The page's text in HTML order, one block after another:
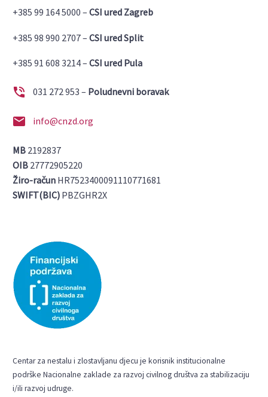
+385 99 164 5000 – CSI ured Zagreb
+385 98 990 2707 – CSI ured Split
+385 91 608 3214 – CSI ured Pula

 031 272 953 – Poludnevni boravak

 info@cnzd.org
MB 2192837
OIB 27772905220
Žiro-račun HR7523400091110771681
SWIFT(BIC) PBZGHR2X
Centar za nestalu i zlostavljanu djecu je korisnik institucionalne
podrške Nacionalne zaklade za razvoj civilnog društva za stabilizaciju
i/ili razvoj udruge.